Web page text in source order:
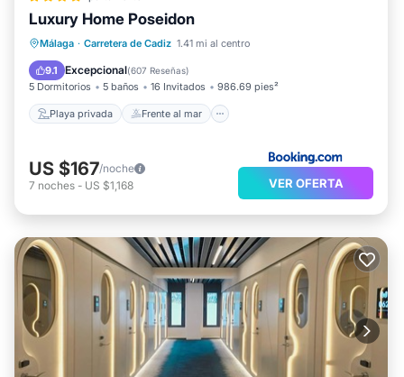
Luxury Home Poseidon
Málaga · Carretera de Cadiz 1.41 mi al centro
9.1 Excepcional(607 Reseñas)
5 Dormitorios 5 baños 16 Invitados 986.69 pies²
Playa privada Frente al mar
Playa privada
Frente al mar
Aparcamiento
US $167/noche
7 noches - US $1,168 VER OFERTA